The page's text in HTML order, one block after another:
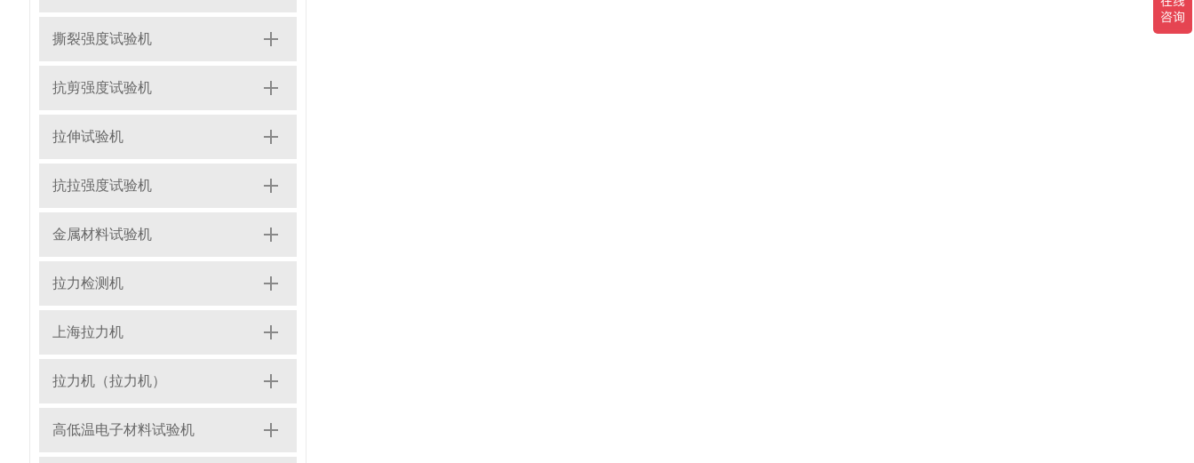
撕裂强度试验机
抗剪强度试验机
拉伸试验机
抗拉强度试验机
金属材料试验机
拉力检测机
上海拉力机
拉力机（拉力机）
高低温电子材料试验机